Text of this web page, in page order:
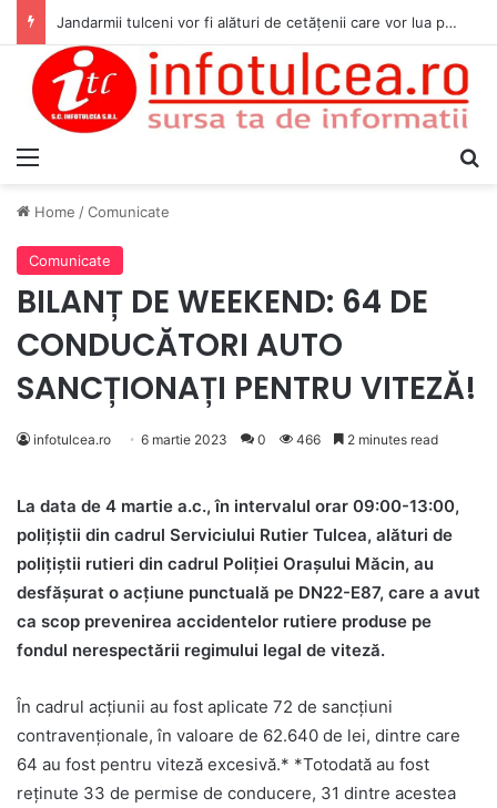
Jandarmii tulceni vor fi alături de cetățenii care vor lua parte la Festivalul Folk Țestos
Home /Comunicate
Comunicate
BILANȚ DE WEEKEND: 64 DE
CONDUCĂTORI AUTO
SANCȚIONAȚI PENTRU VITEZĂ!
infotulcea.ro 6 martie 2023 0 466 2 minutes read
La data de 4 martie a.c., în intervalul orar 09:00-13:00,
polițiștii din cadrul Serviciului Rutier Tulcea, alături de
polițiștii rutieri din cadrul Poliției Orașului Măcin, au
desfășurat o acțiune punctuală pe DN22-E87, care a avut
ca scop prevenirea accidentelor rutiere produse pe
fondul nerespectării regimului legal de viteză.
În cadrul acțiunii au fost aplicate 72 de sancțiuni
contravenționale, în valoare de 62.640 de lei, dintre care
64 au fost pentru viteză excesivă.* *Totodată au fost
reținute 33 de permise de conducere, 31 dintre acestea